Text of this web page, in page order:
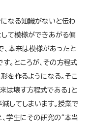
なる知識がないと伝わ
して模様ができあがる偏
、本来は模様があったと
。ところが、その方程式
を作るようになる。そこ
は壊す方程式である」と
してしまいます。授業で
学生にその研究の“本当